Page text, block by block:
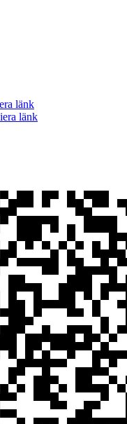
länk
länk